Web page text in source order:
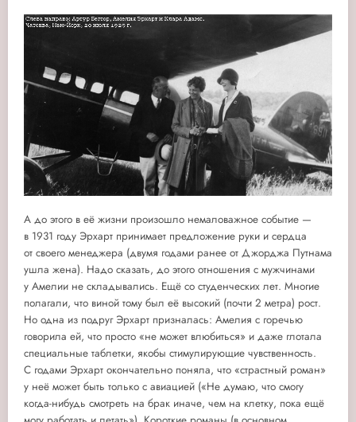
А до этого в её жизни произошло немаловажное событие —
в 1931 году Эрхарт принимает предложение руки и сердца
от своего менеджера (двумя годами ранее от Джорджа Путнама
ушла жена). Надо сказать, до этого отношения с мужчинами
у Амелии не складывались. Ещё со студенческих лет. Многие
полагали, что виной тому был её высокий (почти 2 метра) рост.
Но одна из подруг Эрхарт призналась: Амелия с горечью
говорила ей, что просто «не может влюбиться» и даже глотала
специальные таблетки, якобы стимулирующие чувственность.
С годами Эрхарт окончательно поняла, что «страстный роман»
у неё может быть только с авиацией («Не думаю, что смогу
когда-нибудь смотреть на брак иначе, чем на клетку, пока ещё